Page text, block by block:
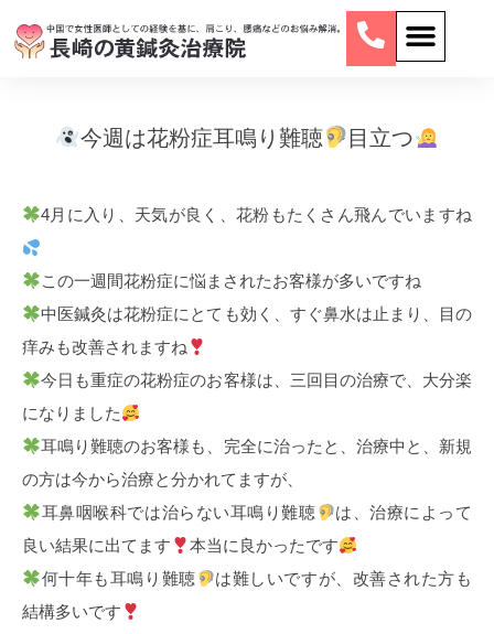
今週は花粉症耳鳴り難聴 目立つ
4月に入り、天気が良く、花粉もたくさん飛んでいますね
この一週間花粉症に悩まされたお客様が多いですね
中医鍼灸は花粉症にとても効く、すぐ鼻水は止まり、目の
痒みも改善されますね
今日も重症の花粉症のお客様は、三回目の治療で、大分楽
になりました
耳鳴り難聴のお客様も、完全に治ったと、治療中と、新規
の方は今から治療と分かれてますが、
耳鼻咽喉科では治らない耳鳴り難聴
は、治療によって
良い結果に出てます
本当に良かったです
何十年も耳鳴り難聴
は難しいですが、改善された方も
結構多いです